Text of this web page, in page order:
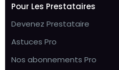
Pour Les Prestataires
Devenez Prestataire
Astuces Pro
Nos abonnements Pro